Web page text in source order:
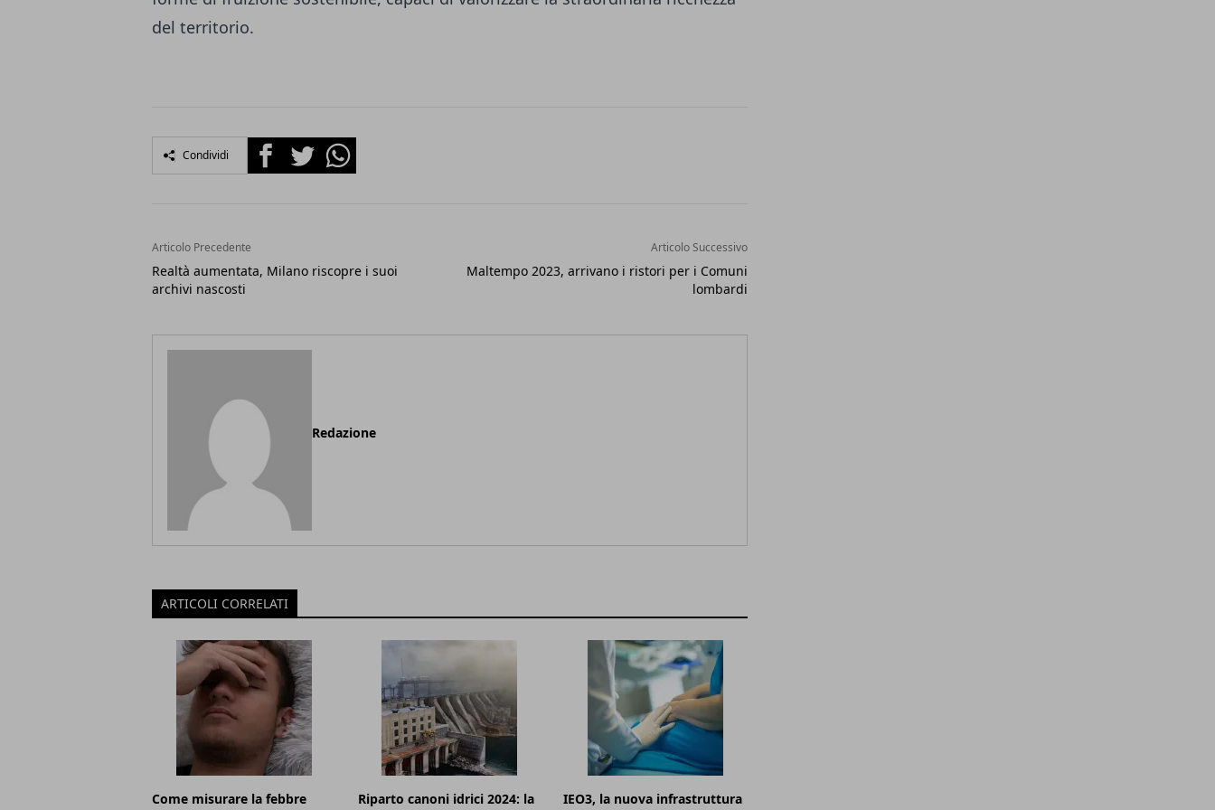
del territorio.
Condividi FacebookTwitterWhatsapp
Articolo Precedente
Realtà aumentata, Milano riscopre i suoi
archivi nascosti
Articolo Successivo
Maltempo 2023, arrivano i ristori per i Comuni
lombardi
Redazione
ARTICOLI CORRELATI
Come misurare la febbre
Riparto canoni idrici 2024: la
IEO3, la nuova infrastruttura